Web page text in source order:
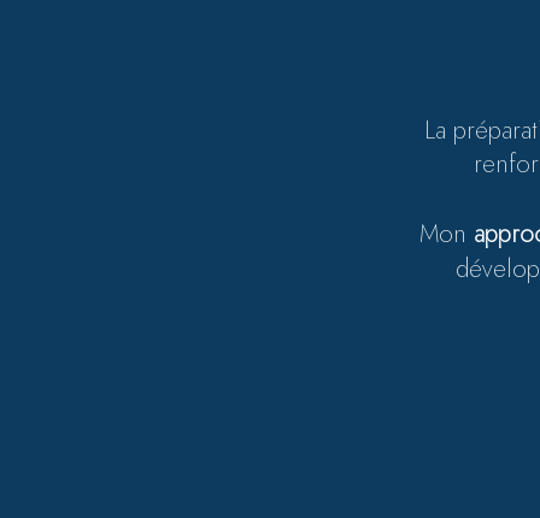
La
Mon